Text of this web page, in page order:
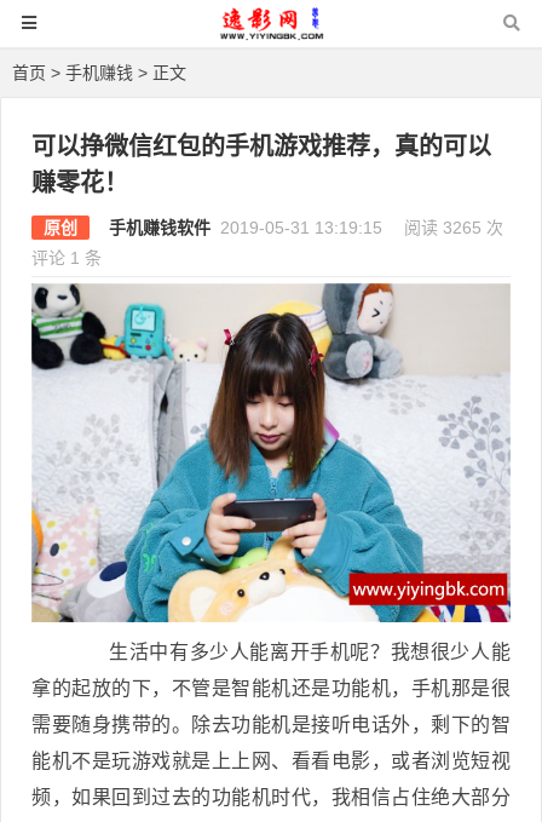
首页 > 手机赚钱 > 正文
可以挣微信红包的手机游戏推荐，真的可以
赚零花！
原创 手机赚钱软件 2019-05-31 13:19:15
阅读 3265 次
评论 1 条
生活中有多少人能离开手机呢？我想很少人能
拿的起放的下，不管是智能机还是功能机，手机那是很
需要随身携带的。除去功能机是接听电话外，剩下的智
能机不是玩游戏就是上上网、看看电影，或者浏览短视
频，如果回到过去的功能机时代，我相信占住绝大部分